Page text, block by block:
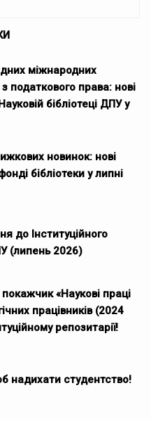
міжнародних
податкового права: нові
бібліотеці ДПУ у
новинок: нові
бібліотеки у липні
до Інституційного
(липень 2026)
покажчик «Наукові праці
працівників (2024
репозитарії!
надихати студентство!